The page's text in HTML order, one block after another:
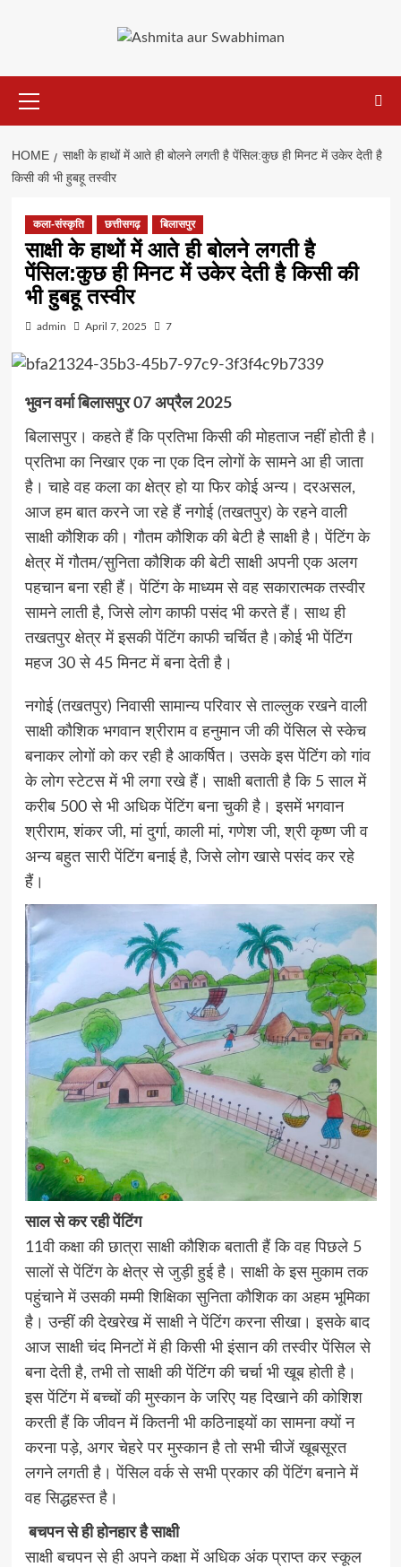
Menu
HOME
साक्षी के हाथों में आते ही बोलने लगती है पेंसिल:कुछ ही मिनट में उकेर देती है
किसी की भी हुबहू तस्वीर
कला-संस्कृति छत्तीसगढ़ बिलासपुर
साक्षी के हाथों में आते ही बोलने लगती है
पेंसिल:कुछ ही मिनट में उकेर देती है किसी की
भी हुबहू तस्वीर
admin April 7, 2025 7
भुवन वर्मा बिलासपुर 07 अप्रैल 2025
बिलासपुर। कहते हैं कि प्रतिभा किसी की मोहताज नहीं होती है।
प्रतिभा का निखार एक ना एक दिन लोगों के सामने आ ही जाता
है। चाहे वह कला का क्षेत्र हो या फिर कोई अन्य। दरअसल,
आज हम बात करने जा रहे हैं नगोई (तखतपुर) के रहने वाली
साक्षी कौशिक की। गौतम कौशिक की बेटी है साक्षी है। पेंटिंग के
क्षेत्र में गौतम/सुनिता कौशिक की बेटी साक्षी अपनी एक अलग
पहचान बना रही हैं। पेंटिंग के माध्यम से वह सकारात्मक तस्वीर
सामने लाती है, जिसे लोग काफी पसंद भी करते हैं। साथ ही
तखतपुर क्षेत्र में इसकी पेंटिंग काफी चर्चित है।कोई भी पेंटिंग
महज 30 से 45 मिनट में बना देती है।
नगोई (तखतपुर) निवासी सामान्य परिवार से ताल्लुक रखने वाली
साक्षी कौशिक भगवान श्रीराम व हनुमान जी की पेंसिल से स्केच
बनाकर लोगों को कर रही है आकर्षित। उसके इस पेंटिंग को गांव
के लोग स्टेटस में भी लगा रखे हैं। साक्षी बताती है कि 5 साल में
करीब 500 से भी अधिक पेंटिंग बना चुकी है। इसमें भगवान
श्रीराम, शंकर जी, मां दुर्गा, काली मां, गणेश जी, श्री कृष्ण जी व
अन्य बहुत सारी पेंटिंग बनाई है, जिसे लोग खासे पसंद कर रहे
हैं।
साल से कर रही पेंटिंग
11वी कक्षा की छात्रा साक्षी कौशिक बताती हैं कि वह पिछले 5
सालों से पेंटिंग के क्षेत्र से जुड़ी हुई है। साक्षी के इस मुकाम तक
पहुंचाने में उसकी मम्मी शिक्षिका सुनिता कौशिक का अहम भूमिका
है। उन्हीं की देखरेख में साक्षी ने पेंटिंग करना सीखा। इसके बाद
आज साक्षी चंद मिनटों में ही किसी भी इंसान की तस्वीर पेंसिल से
बना देती है, तभी तो साक्षी की पेंटिंग की चर्चा भी खूब होती है।
इस पेंटिंग में बच्चों की मुस्कान के जरिए यह दिखाने की कोशिश
करती हैं कि जीवन में कितनी भी कठिनाइयों का सामना क्यों न
करना पड़े, अगर चेहरे पर मुस्कान है तो सभी चीजें खूबसूरत
लगने लगती है। पेंसिल वर्क से सभी प्रकार की पेंटिंग बनाने में
वह सिद्धहस्त है।
बचपन से ही होनहार है साक्षी
साक्षी बचपन से ही अपने कक्षा में अधिक अंक प्राप्त कर स्कूल